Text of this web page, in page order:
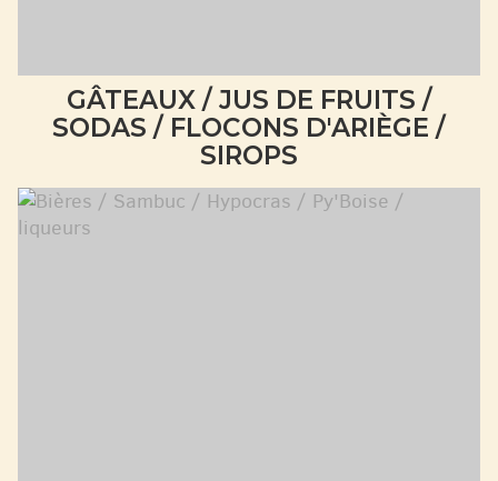
GÂTEAUX / JUS DE FRUITS /
SODAS / FLOCONS D'ARIÈGE /
SIROPS